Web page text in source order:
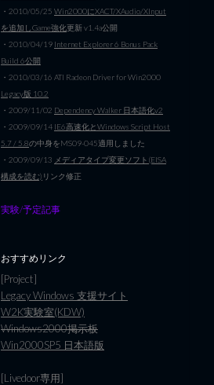
・2010/05/25 Win2000にXACT/XAudio/XInput
を追加しGame強化更新 v1.4a公開
・2010/04/19 Internet Explorer 6 Bonus Pack
Build 6公開
・2010/03/16 ATI Radeon Driver for Win2000
Legacy版 10.2
・2009/11/02 Dependency Walker 日本語化v2
・2009/09/14 IE6高速化とWindows Script Host
5.7 / 5.8の中身をMS09-045適用しました
・2009/09/13 メディアタイプ変更ソフト(EISA
構成を読む) リンク修正
実験/予定記事
おすすめリンク
[Project]
Legacy Windows 支援サイト
W2K実験室(KDW)
Windows2000掲示板
Win2000SP5 日本語版
[Livedoor専用]